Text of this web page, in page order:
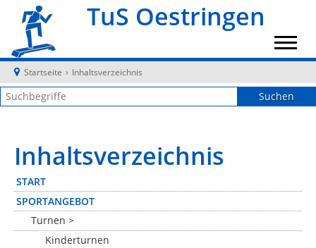
TuS Oestringen
Startseite › Inhaltsverzeichnis
Inhaltsverzeichnis
START
SPORTANGEBOT
Turnen >
Kinderturnen